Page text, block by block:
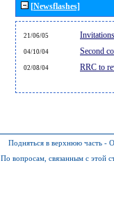
[Newsflashes]
21/06/05
04/10/04 Second
02/08/04 RRC to
Подняться в верхнюю часть -
По вопросам, связанным с этой